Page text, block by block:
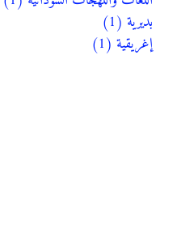
بديرية (1)
إغريقية (1)